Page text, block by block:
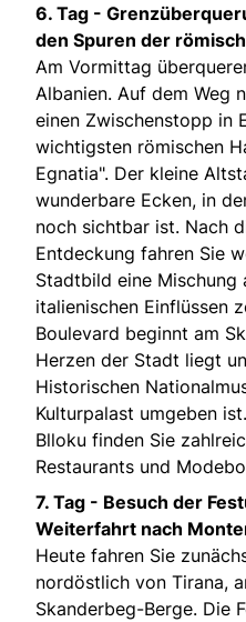
6. Tag -
den Spuren der
Am Vormittag
Albanien. Auf dem Weg
einen Zwischenstopp in
wichtigsten römischen
Egnatia". Der kleine
wunderbare Ecken, in
noch sichtbar ist. Nach
Entdeckung fahren Sie
Stadtbild eine Mischung
italienischen Einflüssen
Boulevard beginnt am
Herzen der Stadt liegt
Historischen
Kulturpalast umgeben
Blloku finden Sie
Restaurants und
7. Tag - Besuch der
Weiterfahrt nach
Heute fahren Sie
nordöstlich von Tirana,
Skanderbeg-Berge. Die